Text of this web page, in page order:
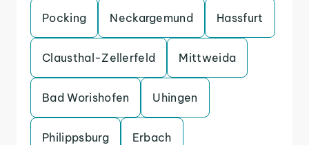
Pocking Neckargemund Hassfurt
Clausthal-Zellerfeld Mittweida
Bad Worishofen Uhingen
Philippsburg Erbach